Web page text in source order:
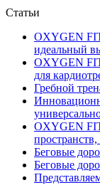
Статьи
OXYGEN
идеальный
OXYGEN
для
Гребной
OXYGEN
Беговые
Беговые